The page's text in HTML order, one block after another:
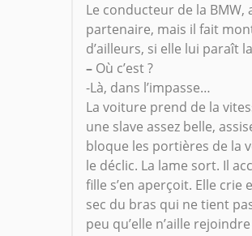
Le conducteur de la
partenaire, mais il fait
d’ailleurs, si elle lui paraît
– Où c’est ?
-Là, dans l’impasse…
La voiture prend de la
une slave assez belle,
bloque les portières de la
le déclic. La lame sort. Il
fille s’en aperçoit. Elle crie
sec du bras qui ne tient
peu qu’elle n’aille